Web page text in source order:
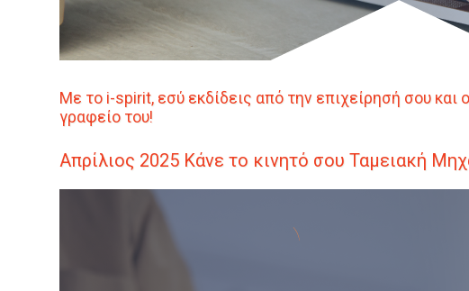
Με το i-spirit, εσύ εκδίδεις από την επιχείρησή σου
γραφείο του!
Απρίλιος 2025 Κάνε το κινητό σου Ταμειακή